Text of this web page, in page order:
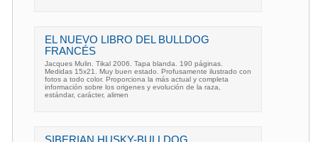
EL NUEVO LIBRO DEL BULLDOG
FRANCÉS
Jacques Mulin. Tikal 2006. Tapa blanda. 190 páginas.
Medidas 15x21. Muy buen estado. Profusamente ilustrado con
fotos a todo color. Proporciona la más actual y completa
información sobre los origenes y evolución de la raza,
estándar, carácter, alimen